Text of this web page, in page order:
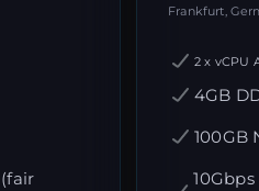
Frankfurt,
2 x vCPU
4GB
100GB